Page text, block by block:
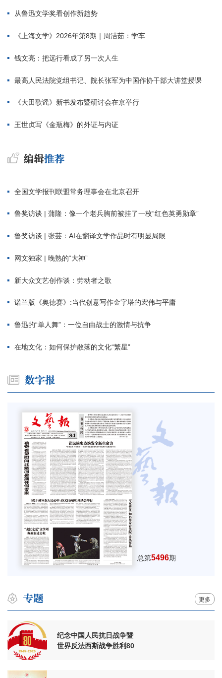
从鲁迅文学奖看创作新趋势
《上海文学》2026年第8期｜周洁茹：学车
钱文亮：把远行看成了另一次人生
最高人民法院党组书记、院长张军为中国作协干部大讲堂授课
《大田歌谣》新书发布暨研讨会在京举行
王世贞写《金瓶梅》的外证与内证
全国文学报刊联盟常务理事会在北京召开
鲁奖访谈 | 蒲隆：像一个老兵胸前被挂了一枚“红色英勇勋章”
鲁奖访谈 | 张芸：AI在翻译文学作品时有明显局限
网文独家 | 晚熟的“大神”
新大众文艺创作谈：劳动者之歌
诺兰版《奥德赛》:当代创意写作金字塔的宏伟与平庸
鲁迅的“单人舞”：一位自由战士的激情与抗争
在地文化：如何保护散落的文化“繁星”
总第5496期
更多
纪念中国人民抗日战争暨
世界反法西斯战争胜利80